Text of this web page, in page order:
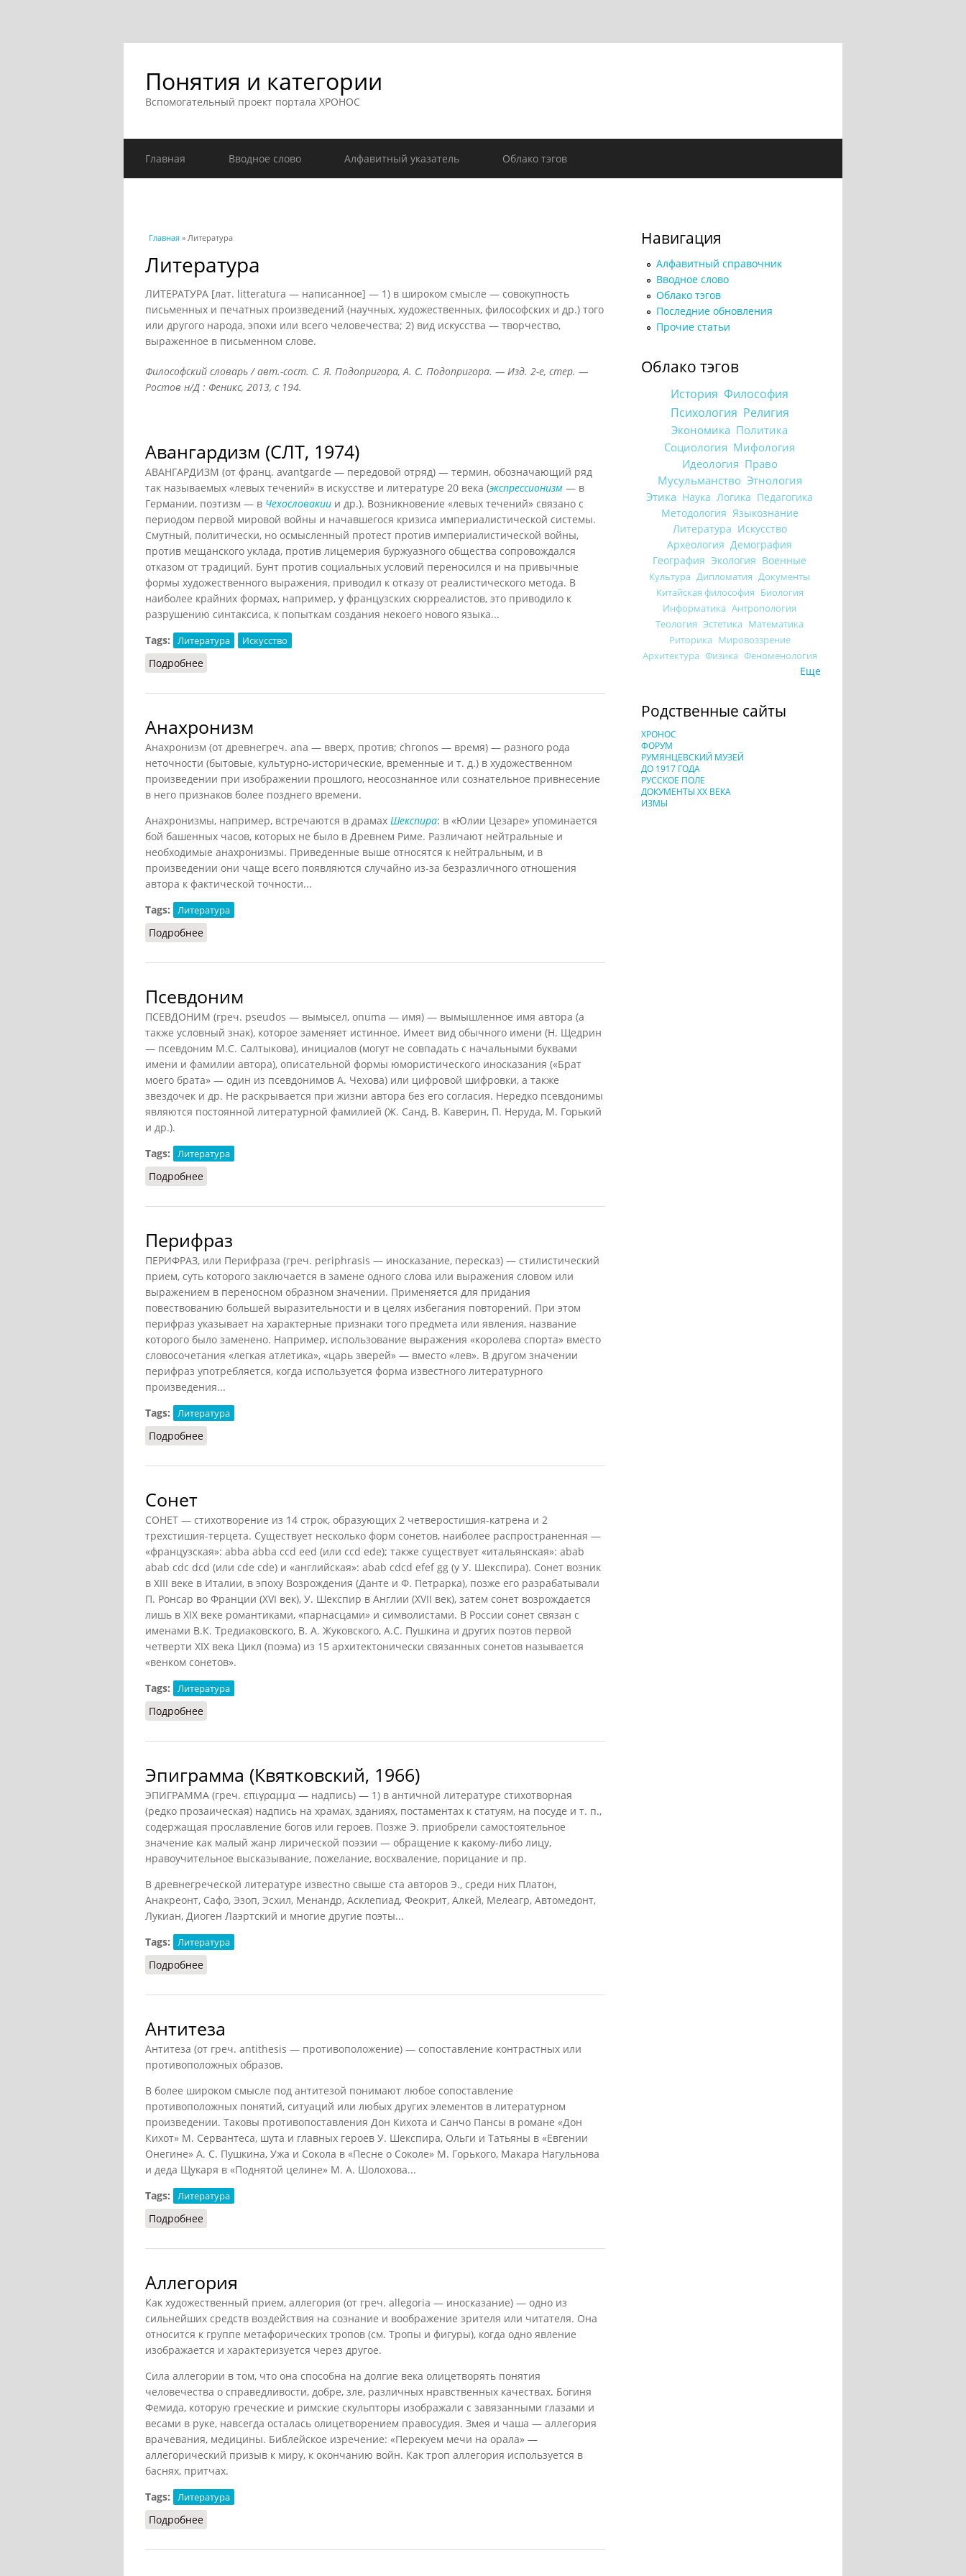
Понятия и категории
Вспомогательный проект портала ХРОНОС
Главная Вводное слово Алфавитный указатель Облако тэгов
Вы здесь
Главная » Литература
Литература
ЛИТЕРАТУРА [лат. litteratura — написанное] — 1) в широком смысле — совокупность
письменных и печатных произведений (научных, художественных, философских и др.) того
или другого народа, эпохи или всего человечества; 2) вид искусства — творчество,
выраженное в письменном слове.
Философский словарь / авт.-сост. С. Я. Подопригора, А. С. Подопригора. — Изд. 2-е, стер. —
Ростов н/Д : Феникс, 2013, с 194.
Авангардизм (СЛТ, 1974)
АВАНГАРДИЗМ (от франц. avantgarde — передовой отряд) — термин, обозначающий ряд
так называемых «левых течений» в искусстве и литературе 20 века (экспрессионизм — в
Германии, поэтизм — в Чехословакии и др.). Возникновение «левых течений» связано с
периодом первой мировой войны и начавшегося кризиса империалистической системы.
Смутный, политически, но осмысленный протест против империалистической войны,
против мещанского уклада, против лицемерия буржуазного общества сопровождался
отказом от традиций. Бунт против социальных условий переносился и на привычные
формы художественного выражения, приводил к отказу от реалистического метода. В
наиболее крайних формах, например, у французских сюрреалистов, это приводило к
разрушению синтаксиса, к попыткам создания некоего нового языка...
Tags:
Литература Искусство
Подробнее
Анахронизм
Анахронизм (от древнегреч. ana — вверх, против; сhгоnоs — время) — разного рода
неточности (бытовые, культурно-исторические, временные и т. д.) в художественном
произведении при изображении прошлого, неосознанное или сознательное привнесение
в него признаков более позднего времени.
Анахронизмы, например, встречаются в драмах Шекспира: в «Юлии Цезаре» упоминается
бой башенных часов, которых не было в Древнем Риме. Различают нейтральные и
необходимые анахронизмы. Приведенные выше относятся к нейтральным, и в
произведении они чаще всего появляются случайно из-за безразличного отношения
автора к фактической точности...
Tags:
Литература
Подробнее
Псевдоним
ПСЕВДОНИМ (греч. pseudos — вымысел, onuma — имя) — вымышленное имя автора (а
также условный знак), которое заменяет истинное. Имеет вид обычного имени (Н. Щедрин
— псевдоним М.С. Салтыкова), инициалов (могут не совпадать с начальными буквами
имени и фамилии автора), описательной формы юмористического иносказания («Брат
моего брата» — один из псевдонимов А. Чехова) или цифровой шифровки, а также
звездочек и др. Не раскрывается при жизни автора без его согласия. Нередко псевдонимы
являются постоянной литературной фамилией (Ж. Санд, В. Каверин, П. Неруда, М. Горький
и др.).
Tags:
Литература
Подробнее
Перифраз
ПЕРИФРАЗ, или Перифраза (греч. periphrasis — иносказание, пересказ) — стилистический
прием, суть которого заключается в замене одного слова или выражения словом или
выражением в переносном образном значении. Применяется для придания
повествованию большей выразительности и в целях избегания повторений. При этом
перифраз указывает на характерные признаки того предмета или явления, название
которого было заменено. Например, использование выражения «королева спорта» вместо
словосочетания «легкая атлетика», «царь зверей» — вместо «лев». В другом значении
перифраз употребляется, когда используется форма известного литературного
произведения...
Tags:
Литература
Подробнее
Сонет
СОНЕТ — стихотворение из 14 строк, образующих 2 четверостишия-катрена и 2
трехстишия-терцета. Существует несколько форм сонетов, наиболее распространенная —
«французская»: abba abba ccd eed (или ccd ede); также существует «итальянская»: abab
abab cdc dcd (или cde cde) и «английская»: abab cdcd efef gg (у У. Шекспира). Сонет возник
в XIII веке в Италии, в эпоху Возрождения (Данте и Ф. Петрарка), позже его разрабатывали
П. Ронсар во Франции (XVI век), У. Шекспир в Англии (XVII век), затем сонет возрождается
лишь в XIX веке романтиками, «парнасцами» и символистами. В России сонет связан с
именами В.К. Тредиаковского, В. А. Жуковского, А.С. Пушкина и других поэтов первой
четверти XIX века Цикл (поэма) из 15 архитектонически связанных сонетов называется
«венком сонетов».
Tags:
Литература
Подробнее
Эпиграмма (Квятковский, 1966)
ЭПИГРАММА (греч. επιγραμμα — надпись) — 1) в античной литературе стихотворная
(редко прозаическая) надпись на храмах, зданиях, постаментах к статуям, на посуде и т. п.,
содержащая прославление богов или героев. Позже Э. приобрели самостоятельное
значение как малый жанр лирической поэзии — обращение к какому-либо лицу,
нравоучительное высказывание, пожелание, восхваление, порицание и пр.
В древнегреческой литературе известно свыше ста авторов Э., среди них Платон,
Анакреонт, Сафо, Эзоп, Эсхил, Менандр, Асклепиад, Феокрит, Алкей, Мелеагр, Автомедонт,
Лукиан, Диоген Лаэртский и многие другие поэты...
Tags:
Литература
Подробнее
Антитеза
Антитеза (от греч. antithesis — противоположение) — сопоставление контрастных или
противоположных образов.
В более широком смысле под антитезой понимают любое сопоставление
противоположных понятий, ситуаций или любых других элементов в литературном
произведении. Таковы противопоставления Дон Кихота и Санчо Пансы в романе «Дон
Кихот» М. Сервантеса, шута и главных героев У. Шекспира, Ольги и Татьяны в «Евгении
Онегине» А. С. Пушкина, Ужа и Сокола в «Песне о Соколе» М. Горького, Макара Нагульнова
и деда Щукаря в «Поднятой целине» М. А. Шолохова...
Tags:
Литература
Подробнее
Аллегория
Как художественный прием, аллегория (от греч. allegoria — иносказание) — одно из
сильнейших средств воздействия на сознание и воображение зрителя или читателя. Она
относится к группе метафорических тропов (см. Тропы и фигуры), когда одно явление
изображается и характеризуется через другое.
Сила аллегории в том, что она способна на долгие века олицетворять понятия
человечества о справедливости, добре, зле, различных нравственных качествах. Богиня
Фемида, которую греческие и римские скульпторы изображали с завязанными глазами и
весами в руке, навсегда осталась олицетворением правосудия. Змея и чаша — аллегория
врачевания, медицины. Библейское изречение: «Перекуем мечи на орала» —
аллегорический призыв к миру, к окончанию войн. Как троп аллегория используется в
баснях, притчах.
Tags:
Литература
Подробнее
Навигация
Алфавитный справочник
Вводное слово
Облако тэгов
Последние обновления
Прочие статьи
Облако тэгов
История Философия
Психология Религия
Экономика Политика
Социология Мифология
Идеология Право
Мусульманство Этнология
Этика Наука Логика Педагогика
Методология Языкознание
Литература Искусство
Археология Демография
География Экология Военные
Культура Дипломатия Документы
Китайская философия Биология
Информатика Антропология
Теология Эстетика Математика
Риторика Мировоззрение
Архитектура Физика Феноменология
Еще
Родственные сайты
ХРОНОС
ФОРУМ
РУМЯНЦЕВСКИЙ МУЗЕЙ
ДО 1917 ГОДА
РУССКОЕ ПОЛЕ
ДОКУМЕНТЫ XX ВЕКА
ИЗМЫ